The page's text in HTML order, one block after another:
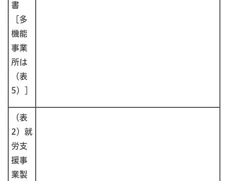
書
［多
機能
事業
所は
（表
5）］
（表
2）就
労支
援事
業製